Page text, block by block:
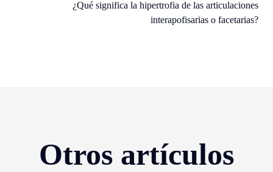
¿Qué significa la hipertrofia de las articulaciones
interapofisarias o facetarias?
Otros artículos